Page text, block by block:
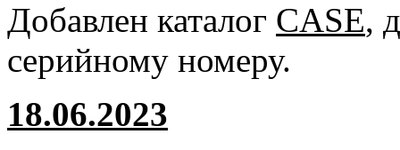
Добавлен каталог CASE,
серийному номеру.
18.06.2023